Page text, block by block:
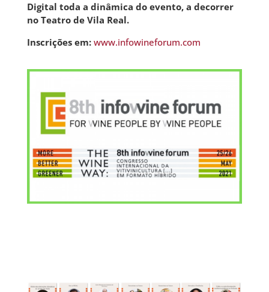
Digital toda a dinâmica do evento, a decorrer
no Teatro de Vila Real.
Inscrições em: www.infowineforum.com